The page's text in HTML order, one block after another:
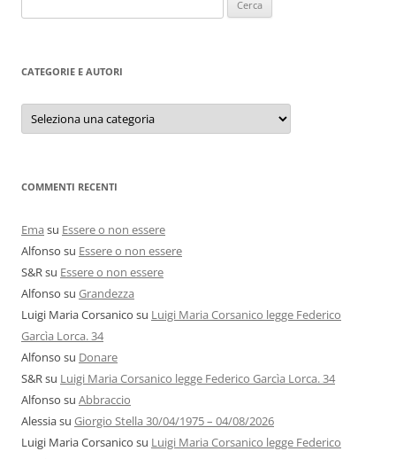
per:
CATEGORIE E AUTORI
Categorie
autori
COMMENTI RECENTI
Ema su Essere o non essere
Alfonso su Essere o non essere
S&Rsu Essere o non essere
Alfonso su Grandezza
Luigi Maria Corsanico su Luigi Maria Corsanico legge Federico
Garcìa Lorca. 34
Alfonso su Donare
S&Rsu Luigi Maria Corsanico legge Federico Garcìa Lorca. 34
Alfonso su Abbraccio
Alessiasu Giorgio Stella 30/04/1975 – 04/08/2026
Luigi Maria Corsanico su Luigi Maria Corsanico legge Federico